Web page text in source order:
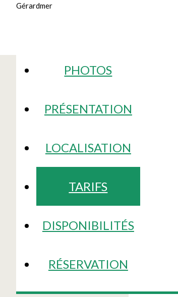
Gérardmer
PHOTOS
PRÉSENTATION
LOCALISATION
TARIFS
DISPONIBILITÉS
RÉSERVATION